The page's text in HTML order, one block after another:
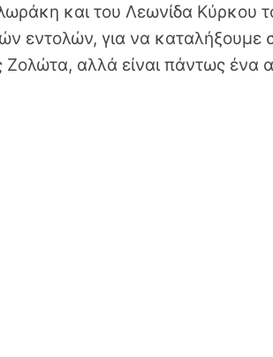
και του Λεωνίδα Κύρκου
εντολών, για να καταλήξουμε
αλλά είναι πάντως ένα